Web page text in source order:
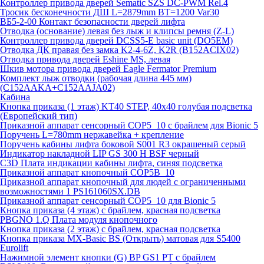
Контроллер привода дверей Sematic SZS DC-PWM Rel.4
Тросик бесконечности ДШ L=2879mm BT=1200 Var30
ВБ5-2-00 Контакт безопасности дверей лифта
Отводка (основание) левая без лыж и клипсы ремня (Z-L)
Контроллер привода дверей DCSS5-E basic unit (DO5EM)
Отводка ДК правая без замка K2-4-6Z, K2R (B152ACIX02)
Отводка привода дверей Eshine MS, левая
Шкив мотора привода дверей Eagle Fermator Premium
Комплект лыж отводки (рабочая длина 445 мм)
(C152AAKA+C152AAJA02)
Кабина
Кнопка приказа (1 этаж) KT40 STEP, 40х40 голубая подсветка
(Европейский тип)
Приказной аппарат сенсорный COP5_10 с брайлем для Bionic 5
Поручень L=780mm нержавейка + крепление
Поручень кабины лифта боковой S001 R3 окрашеный серый
Индикатор накладной LIP GS 300 H BSF черный
C3D Плата индикации кабины лифта, синяя подсветка
Приказной аппарат кнопочный COP5B_10
Приказной аппарат кнопочный для людей с ограниченными
возможностями 1 PS161060SX.DB
Приказной аппарат сенсорный COP5_10 для Bionic 5
Кнопка приказа (4 этаж) с брайлем, красная подсветка
PBGNO 1.Q Плата модуля кнопочного
Кнопка приказа (2 этаж) с брайлем, красная подсветка
Кнопка приказа MX-Basic BS (Открыть) матовая для S5400
Eurolift
Нажимной элемент кнопки (G) BP GS1 PT с брайлем